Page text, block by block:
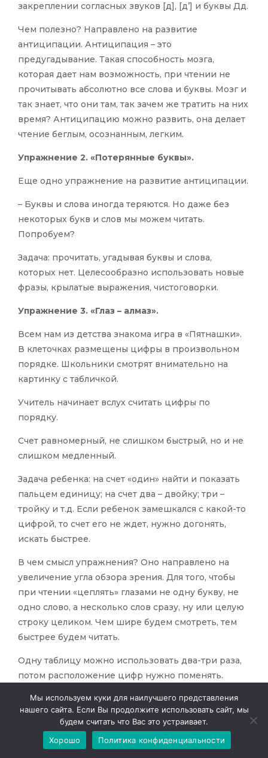
закреплении согласных звуков [д], [д’] и буквы Дд.
Чем полезно? Направлено на развитие
антиципации. Антиципация – это
предугадывание. Такая способность мозга,
которая дает нам возможность, при чтении не
прочитывать абсолютно все слова и буквы. Мозг и
так знает, что они там, так зачем же тратить на них
время? Антиципацию можно развить, она делает
чтение беглым, осознанным, легким.
Упражнение 2. «Потерянные буквы».
Еще одно упражнение на развитие антиципации.
– Буквы и слова иногда теряются. Но даже без
некоторых букв и слов мы можем читать.
Попробуем?
Задача: прочитать, угадывая буквы и слова,
которых нет. Целесообразно использовать новые
фразы, крылатые выражения, чистоговорки.
Упражнение 3. «Глаз – алмаз».
Всем нам из детства знакома игра в «Пятнашки».
В клеточках размещены цифры в произвольном
порядке. Школьники смотрят внимательно на
картинку с табличкой.
Учитель начинает вслух считать цифры по
порядку.
Счет равномерный, не слишком быстрый, но и не
слишком медленный.
Задача ребенка: на счет «один» найти и показать
пальцем единицу; на счет два – двойку; три –
тройку и т.д. Если ребенок замешкался с какой-то
цифрой, то счет его не ждет, нужно догонять,
искать быстрее.
В чем смысл упражнения? Оно направлено на
увеличение угла обзора зрения. Для того, чтобы
при чтении «цеплять» глазами не одну букву, не
одно слово, а несколько слов сразу, ну или целую
строку целиком. Чем шире будем смотреть, тем
быстрее будем читать.
Одну таблицу можно использовать два-три раза,
потом расположение цифр нужно поменять.
буквами. Далее можно вводить и словарные
Упражнение 4. «Шерлок».
Мы используем куки для наилучшего представления
нашего сайта. Если Вы продолжите использовать сайт, мы
будем считать что Вас это устраивает.
Хорошо
Политика конфиденциальности